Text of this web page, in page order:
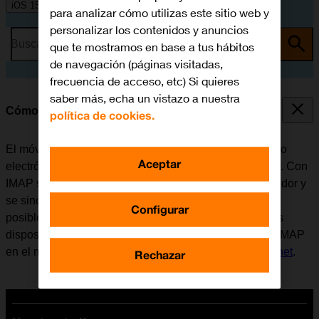
iOS 15.0
Busca por problema o tema
Cómo configurar el correo electrónico IMAP
El móvil se puede configurar para enviar y recibir correo
electrónico desde varias cuentas de correo electrónico. Con
IMAP se conservan los correos electrónicos en el servidor y
se sincronizan entre todos los dispositivos. Por eso es
posible tener acceso al correo electrónico desde varios
dispositivos. Antes de configurar el correo electrónico IMAP
en el móvil, es necesario
configurar el móvil para internet.
para analizar cómo utilizas este sitio web y
personalizar los contenidos y anuncios
que te mostramos en base a tus hábitos
de navegación (páginas visitadas,
frecuencia de acceso, etc) Si quieres
saber más, echa un vistazo a nuestra
política de cookies.
Configurar
Rechazar
Aceptar